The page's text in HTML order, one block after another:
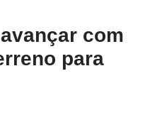
com
para